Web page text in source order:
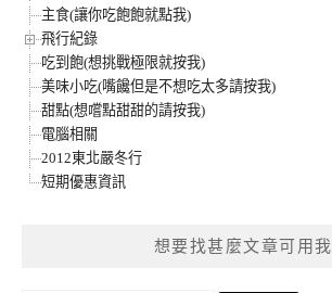
主食(讓你吃飽飽就點我)
飛行紀錄
吃到飽(想挑戰極限就按我)
美味小吃(嘴饞但是不想吃太多請按我)
甜點(想嚐點甜甜的請按我)
電腦相關
2012東北嚴冬行
短期優惠資訊
想要找甚麼文章可用我